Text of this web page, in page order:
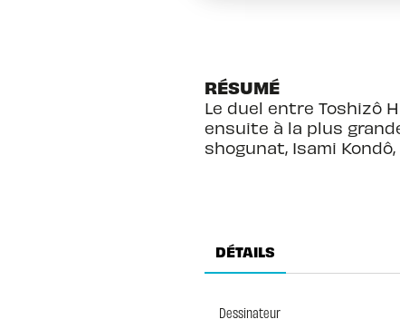
RÉSUMÉ
Le duel entre Toshizô
ensuite à la plus
shogunat, Isami
DÉTAILS
Dessinateur